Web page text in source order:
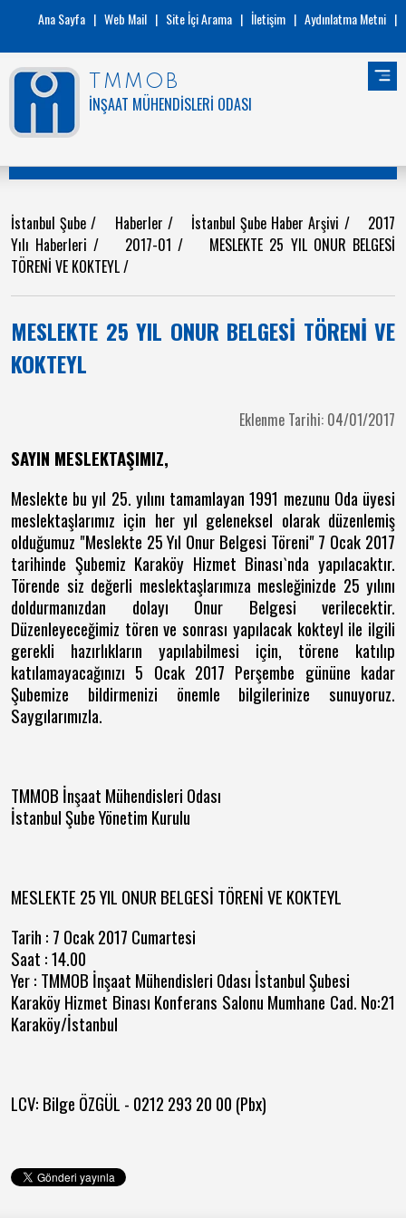
Ana Sayfa | Web Mail | Site İçi Arama | İletişim | Aydınlatma Metni |
TMMOB
İNŞAAT MÜHENDİSLERİ ODASI
İstanbul Şube/ Haberler / İstanbul Şube Haber Arşivi / 2017
Yılı Haberleri/ 2017-01/ MESLEKTE 25 YIL ONUR BELGESİ
TÖRENİ VE KOKTEYL/
MESLEKTE 25 YIL ONUR BELGESİ TÖRENİ VE
KOKTEYL
Eklenme Tarihi: 04/01/2017
SAYIN MESLEKTAŞIMIZ,
Meslekte bu yıl 25. yılını tamamlayan 1991 mezunu Oda üyesi
meslektaşlarımız için her yıl geleneksel olarak düzenlemiş
olduğumuz "Meslekte 25 Yıl Onur Belgesi Töreni" 7 Ocak 2017
tarihinde Şubemiz Karaköy Hizmet Binası`nda yapılacaktır.
Törende siz değerli meslektaşlarımıza mesleğinizde 25 yılını
doldurmanızdan dolayı Onur Belgesi verilecektir.
Düzenleyeceğimiz tören ve sonrası yapılacak kokteyl ile ilgili
gerekli hazırlıkların yapılabilmesi için, törene katılıp
katılamayacağınızı 5 Ocak 2017 Perşembe gününe kadar
Şubemize bildirmenizi önemle bilgilerinize sunuyoruz.
Saygılarımızla.
TMMOB İnşaat Mühendisleri Odası
İstanbul Şube Yönetim Kurulu
MESLEKTE 25 YIL ONUR BELGESİ TÖRENİ VE KOKTEYL
Tarih : 7 Ocak 2017 Cumartesi
Saat : 14.00
Yer : TMMOB İnşaat Mühendisleri Odası İstanbul Şubesi
Karaköy Hizmet Binası Konferans Salonu Mumhane Cad. No:21
Karaköy/İstanbul
LCV: Bilge ÖZGÜL - 0212 293 20 00 (Pbx)